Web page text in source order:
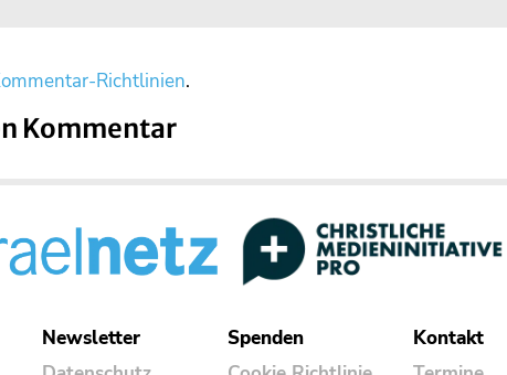
Richtlinien.
Kommentar
Newsletter
Spenden
Kontakt